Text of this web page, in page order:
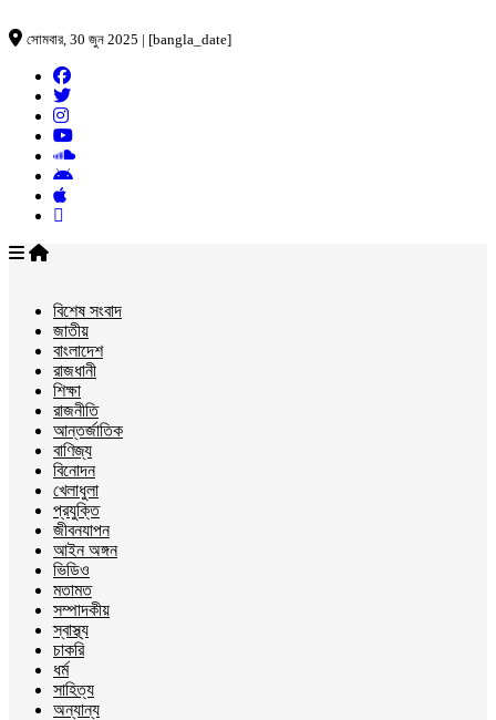
সোমবার, 30 জুন 2025 | [bangla_date]
বিশেষ সংবাদ
জাতীয়
বাংলাদেশ
রাজধানী
শিক্ষা
রাজনীতি
আন্তর্জাতিক
বাণিজ্য
বিনোদন
খেলাধুলা
প্রযুক্তি
জীবনযাপন
আইন অঙ্গন
ভিডিও
মতামত
সম্পাদকীয়
স্বাস্থ্য
চাকরি
ধর্ম
সাহিত্য
অন্যান্য